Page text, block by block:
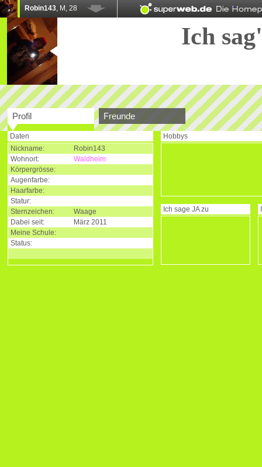
Robin143, M, 28
Ich
Profil Freunde
Daten
Nickname:
Robin143
Wohnort:
Waldheim
Körpergrösse:
Augenfarbe:
Haarfarbe:
Statur:
Sternzeichen:
Waage
Dabei seit:
März 2011
Meine Schule:
Status:
Hobbys
Ich sage JAzu